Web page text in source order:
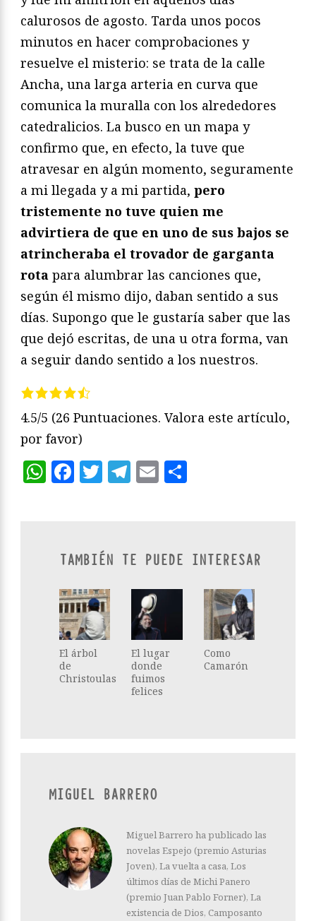
calurosos de agosto. Tarda unos pocos
minutos en hacer comprobaciones y
resuelve el misterio: se trata de la calle
Ancha, una larga arteria en curva que
comunica la muralla con los alrededores
catedralicios. La busco en un mapa y
confirmo que, en efecto, la tuve que
atravesar en algún momento, seguramente
a mi llegada y a mi partida, pero
tristemente no tuve quien me
advirtiera de que en uno de sus bajos se
atrincheraba el trovador de garganta
rota para alumbrar las canciones que,
según él mismo dijo, daban sentido a sus
días. Supongo que le gustaría saber que las
que dejó escritas, de una u otra forma, van
a seguir dando sentido a los nuestros.
4.5/5 (26 Puntuaciones. Valora este artículo,
por favor)
WhatsApp
Facebook
Twitter
Telegram
Email
TAMBIÉN TE PUEDE INTERESAR
El árbol
de
Christoulas
El lugar
donde
fuimos
felices
Como
Camarón
MIGUEL BARRERO
Miguel Barrero ha publicado las
novelas Espejo (premio Asturias
Joven), La vuelta a casa, Los
últimos días de Michi Panero
(premio Juan Pablo Forner), La
existencia de Dios, Camposanto